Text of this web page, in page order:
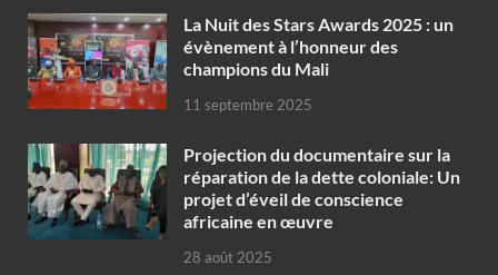
‎La Nuit des Stars Awards 2025 : un
évènement à l’honneur des
champions du Mali
11 septembre 2025
Projection du documentaire sur la
réparation de la dette coloniale: Un
projet d’éveil de conscience
africaine en œuvre‎
28 août 2025